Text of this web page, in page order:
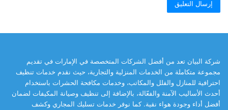
شركة البيان تعد من أفضل الشركات المتخصصة في الإمارات في تقديم
مجموعة متكاملة من الخدمات المنزلية والتجارية، حيث نقدم خدمات تنظيف
احترافية للمنازل والفلل والمكاتب، وخدمات مكافحة الحشرات باستخدام
أحدث الأساليب الآمنة والفعّالة، بالإضافة إلى تنظيف وصيانة المكيفات لضمان
أفضل أداء وجودة هواء نقية. كما نوفر خدمات تسليك المجاري وكشف